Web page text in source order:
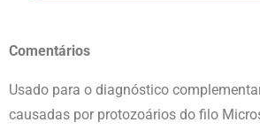
Comentários
Usado para o diagnóstico
causadas por protozoários do filo